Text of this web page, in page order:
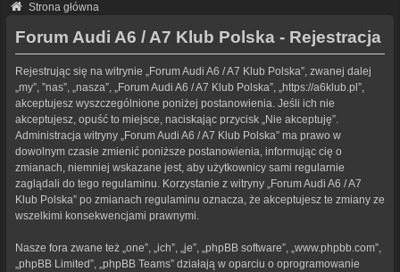
Strona główna
Forum Audi A6 / A7 Klub Polska - Rejestracja
Rejestrując się na witrynie „Forum Audi A6 / A7 Klub Polska”, zwanej dalej
„my”, ”nas”, „nasza”, „Forum Audi A6 / A7 Klub Polska”, „https://a6klub.pl”,
akceptujesz wyszczególnione poniżej postanowienia. Jeśli ich nie
akceptujesz, opuść to miejsce, naciskając przycisk „Nie akceptuję”.
Administracja witryny „Forum Audi A6 / A7 Klub Polska” ma prawo w
dowolnym czasie zmienić poniższe postanowienia, informując cię o
zmianach, niemniej wskazane jest, aby użytkownicy sami regularnie
zaglądali do tego regulaminu. Korzystanie z witryny „Forum Audi A6 / A7
Klub Polska” po zmianach regulaminu oznacza, że akceptujesz te zmiany ze
wszelkimi konsekwencjami prawnymi.
Nasze fora zwane też „one”, „ich”, „je”, „phpBB software”, „www.phpbb.com”,
„phpBB Limited”, „phpBB Teams” działają w oparciu o oprogramowanie